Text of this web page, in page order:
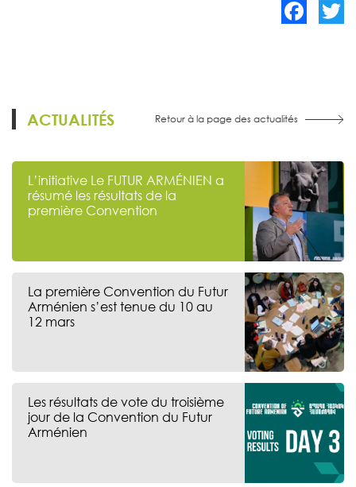
ACTUALITÉS Retour à la page des actualités
L’initiative Le FUTUR ARMÉNIEN a
résumé les résultats de la
première Convention
La première Convention du Futur
Arménien s’est tenue du 10 au
12 mars
Les résultats de vote du troisième
jour de la Convention du Futur
Arménien